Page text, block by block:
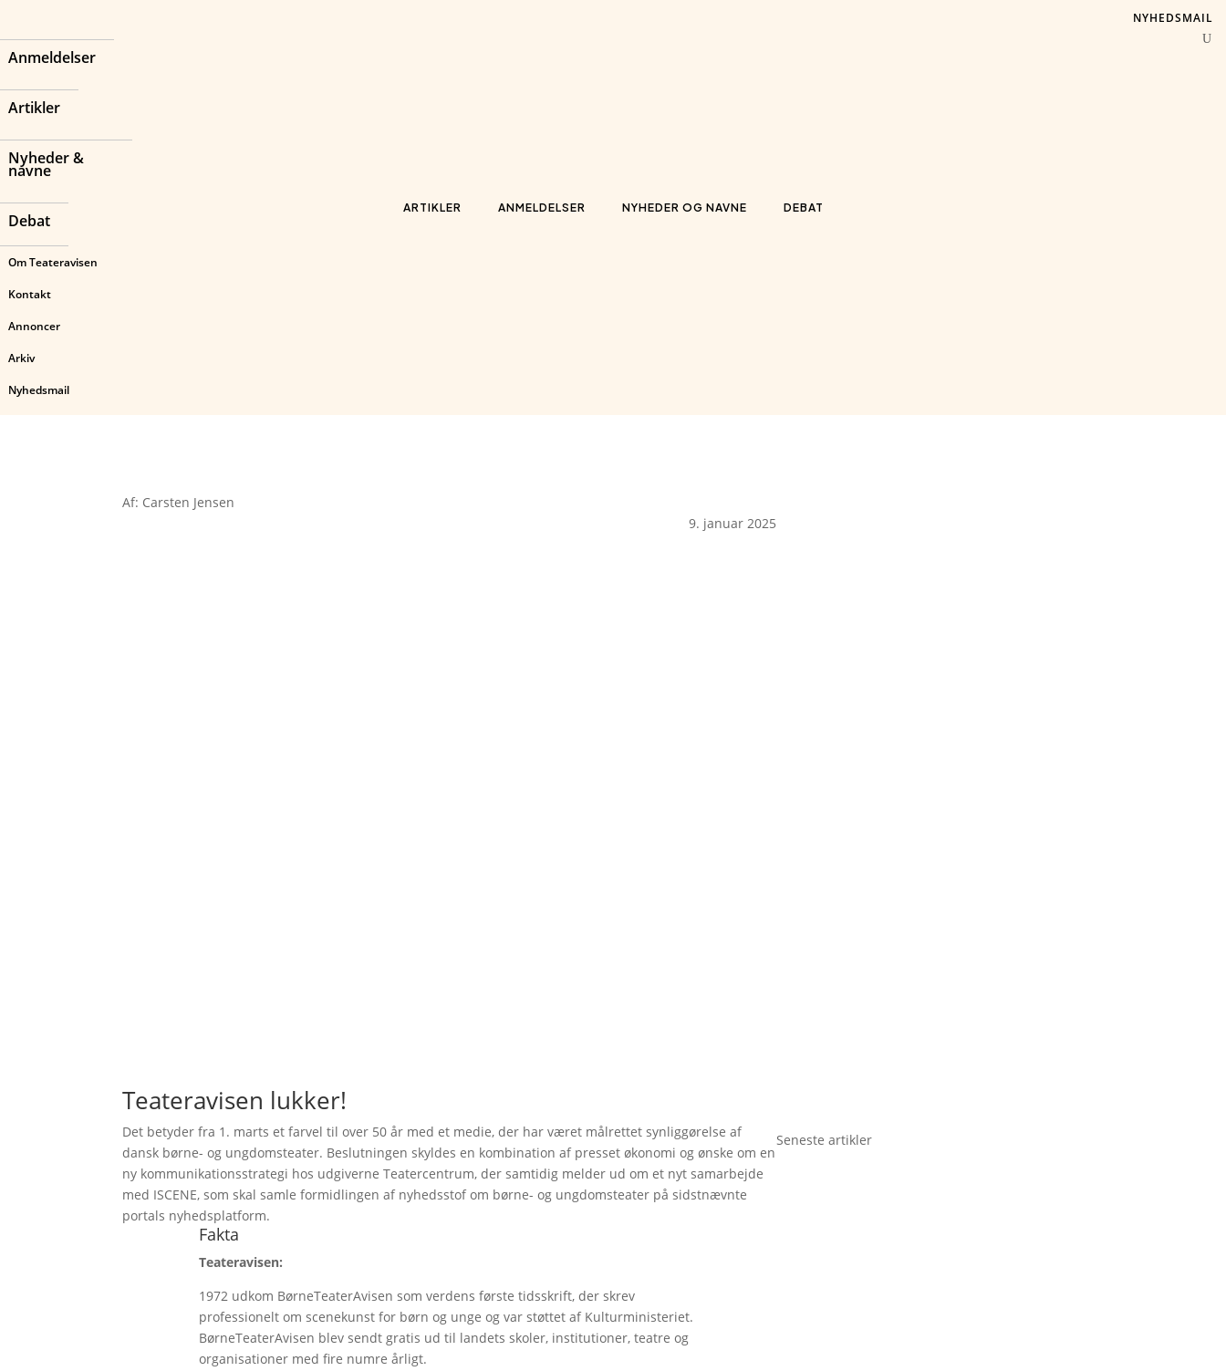
Anmeldelser
Artikler
Nyheder &
navne
Debat
Om Teateravisen
Kontakt
Annoncer
Arkiv
Nyhedsmail
ARTIKLER ANMELDELSER NYHEDER OG NAVNE DEBAT
NYHEDSMAIL
Af: Carsten Jensen
9. januar 2025
Teateravisen lukker!
Det betyder fra 1. marts et farvel til over 50 år med et medie, der har været målrettet synliggørelse af
dansk børne- og ungdomsteater. Beslutningen skyldes en kombination af presset økonomi og ønske om en
ny kommunikationsstrategi hos udgiverne Teatercentrum, der samtidig melder ud om et nyt samarbejde
med ISCENE, som skal samle formidlingen af nyhedsstof om børne- og ungdomsteater på sidstnævnte
portals nyhedsplatform.
Fakta
Teateravisen:
1972 udkom BørneTeaterAvisen som verdens første tidsskrift, der skrev
professionelt om scenekunst for børn og unge og var støttet af Kulturministeriet.
BørneTeaterAvisen blev sendt gratis ud til landets skoler, institutioner, teatre og
organisationer med fire numre årligt.
Seneste artikler